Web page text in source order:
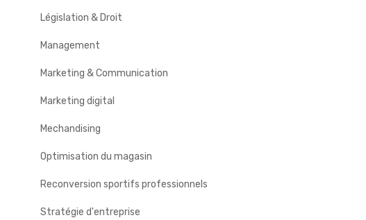
Législation & Droit
Management
Marketing & Communication
Marketing digital
Mechandising
Optimisation du magasin
Reconversion sportifs professionnels
Stratégie d'entreprise